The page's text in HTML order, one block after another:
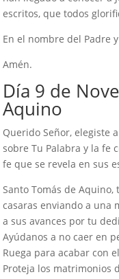
escritos, que todos
En el nombre del Padre
Amén.
Día 9 de
Aquino
Querido Señor, elegiste
sobre Tu Palabra y la fe
fe que se revela en sus
Santo Tomás de
casaras enviando a una
a sus avances por tu
Ayúdanos a no caer en
Ruega para acabar con
Proteja los matrimonios